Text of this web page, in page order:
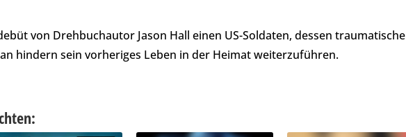
von Drehbuchautor Jason Hall einen US-Soldaten, dessen traumatische
hindern sein vorheriges Leben in der Heimat weiterzuführen.